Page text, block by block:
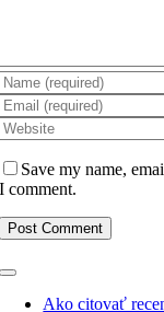
Save my name,
I comment.
Toggle
NavigationAko citovať